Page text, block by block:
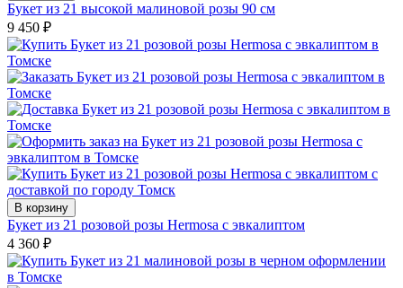
Букет из 21 высокой малиновой розы 90 см
9 450 ₽
В корзину
Букет из 21 розовой розы Hermosa с эвкалиптом
4 360 ₽